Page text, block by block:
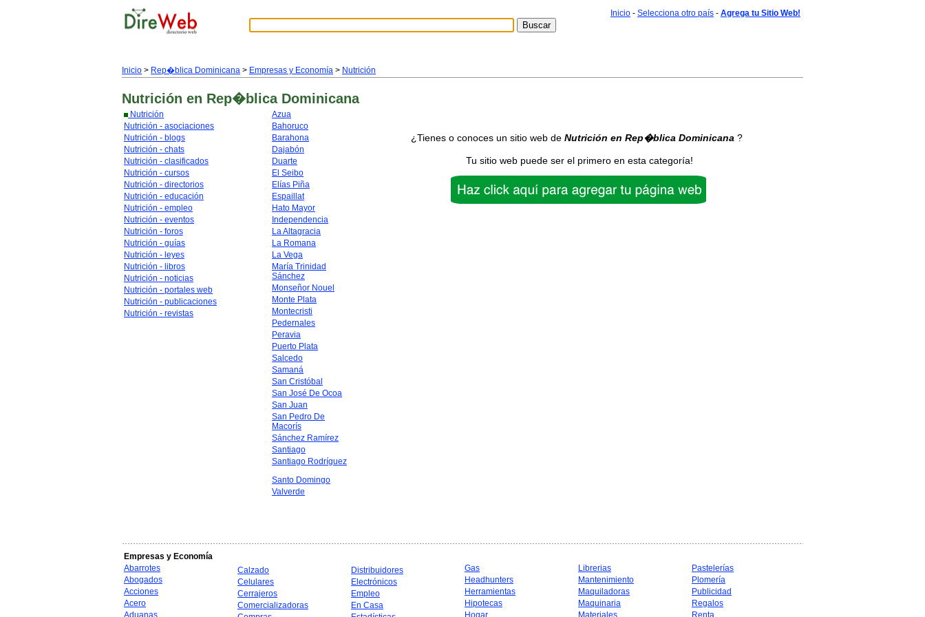
Inicio - Selecciona otro país - Agrega tu Sitio Web!
Inicio > Rep�blica Dominicana > Empresas y Economía > Nutrición
Nutrición en Rep�blica Dominicana
Nutrición
Nutrición - asociaciones
Nutrición - blogs
Nutrición - chats
Nutrición - clasificados
Nutrición - cursos
Nutrición - directorios
Nutrición - educación
Nutrición - empleo
Nutrición - eventos
Nutrición - foros
Nutrición - guías
Nutrición - leyes
Nutrición - libros
Nutrición - noticias
Nutrición - portales web
Nutrición - publicaciones
Nutrición - revistas
Azua
Bahoruco
Barahona
Dajabón
Duarte
El Seibo
Elías Piña
Espaillat
Hato Mayor
Independencia
La Altagracia
La Romana
La Vega
María Trinidad
Sánchez
Monseñor Nouel
Monte Plata
Montecristi
Pedernales
Peravia
Puerto Plata
Salcedo
Samaná
San Cristóbal
San José De Ocoa
San Juan
San Pedro De
Macorís
Sánchez Ramírez
Santiago
Santiago Rodríguez
Santo Domingo
Valverde
¿Tienes o conoces un sitio web de Nutrición en Rep�blica Dominicana ?
Tu sitio web puede ser el primero en esta categoría!
Empresas y Economía
Abarrotes
Abogados
Acciones
Acero
Aduanas
Calzado
Celulares
Cerrajeros
Comercializadoras
Distribuidores
Electrónicos
Empleo
En Casa
Gas
Headhunters
Herramientas
Hipotecas
Hogar
Librerias
Mantenimiento
Maquiladoras
Maquinaria
Materiales
Pastelerías
Plomería
Publicidad
Regalos
Renta